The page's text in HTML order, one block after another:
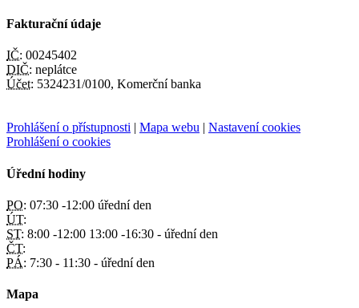
Fakturační údaje
IČ: 00245402
DIČ: neplátce
Účet: 5324231/0100, Komerční banka
Prohlášení o přístupnosti | Mapa webu | Nastavení cookies
Prohlášení o cookies
Úřední hodiny
PO: 07:30 -12:00 úřední den
ÚT:
ST: 8:00 -12:00 13:00 -16:30 - úřední den
ČT:
PÁ: 7:30 - 11:30 - úřední den
Mapa